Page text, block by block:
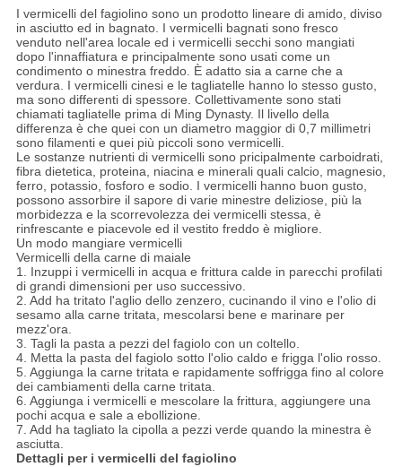
I vermicelli del fagiolino sono un prodotto lineare di amido, diviso
in asciutto ed in bagnato. I vermicelli bagnati sono fresco
venduto nell'area locale ed i vermicelli secchi sono mangiati
dopo l'innaffiatura e principalmente sono usati come un
condimento o minestra freddo. È adatto sia a carne che a
verdura. I vermicelli cinesi e le tagliatelle hanno lo stesso gusto,
ma sono differenti di spessore. Collettivamente sono stati
chiamati tagliatelle prima di Ming Dynasty. Il livello della
differenza è che quei con un diametro maggior di 0,7 millimetri
sono filamenti e quei più piccoli sono vermicelli.
Le sostanze nutrienti di vermicelli sono pricipalmente carboidrati,
fibra dietetica, proteina, niacina e minerali quali calcio, magnesio,
ferro, potassio, fosforo e sodio. I vermicelli hanno buon gusto,
possono assorbire il sapore di varie minestre deliziose, più la
morbidezza e la scorrevolezza dei vermicelli stessa, è
rinfrescante e piacevole ed il vestito freddo è migliore.
Un modo mangiare vermicelli
Vermicelli della carne di maiale
1. Inzuppi i vermicelli in acqua e frittura calde in parecchi profilati
di grandi dimensioni per uso successivo.
2. Add ha tritato l'aglio dello zenzero, cucinando il vino e l'olio di
sesamo alla carne tritata, mescolarsi bene e marinare per
mezz'ora.
3. Tagli la pasta a pezzi del fagiolo con un coltello.
4. Metta la pasta del fagiolo sotto l'olio caldo e frigga l'olio rosso.
5. Aggiunga la carne tritata e rapidamente soffrigga fino al colore
dei cambiamenti della carne tritata.
6. Aggiunga i vermicelli e mescolare la frittura, aggiungere una
pochi acqua e sale a ebollizione.
7. Add ha tagliato la cipolla a pezzi verde quando la minestra è
asciutta.
Dettagli per i vermicelli del fagiolino